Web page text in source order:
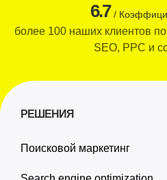
6.7 /
более 100 наших клиентов
SEO, PPC и
РЕШЕНИЯ
Поисковой маркетинг